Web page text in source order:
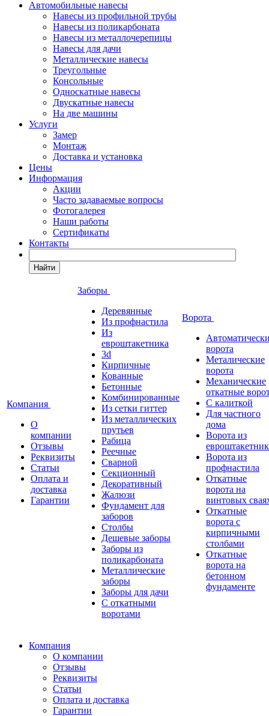
Автомобильные навесы
Навесы из профильной трубы
Навесы из поликарбоната
Навесы из металлочерепицы
Навесы для дачи
Металлические навесы
Треугольные
Консольные
Односкатные навесы
Двускатные навесы
На две машины
Услуги
Замер
Монтаж
Доставка и установка
Цены
Информация
Акции
Часто задаваемые вопросы
Фотогалерея
Наши работы
Сертификаты
Контакты
Найти
Компания
О
компании
Отзывы
Реквизиты
Статьи
Оплата и
доставка
Гарантии
Заборы
Деревянные
Из профнастила
Из
евроштакетника
3d
Кирпичные
Кованные
Бетонные
Комбинированные
Из сетки гиттер
Из металлических
прутьев
Рабица
Реечные
Сварной
Секционный
Декоративный
Жалюзи
Фундамент для
заборов
Столбы
Дешевые заборы
Заборы из
поликарбоната
Металлические
заборы
Заборы для дачи
С откатными
воротами
Ворота
ворота
Металические
ворота
Механические
откатные
С калиткой
Для частного
дома
Ворота из
Ворота из
профнастила
Откатные
ворота на
винтовых
Откатные
ворота с
кирпичными
столбами
Откатные
ворота на
бетонном
фундаменте
Компания
О компании
Отзывы
Реквизиты
Статьи
Оплата и доставка
Гарантии